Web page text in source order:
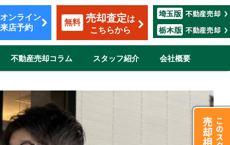
オンライン
来店予約
無料 売却査定は
こちらから
安心のサポート
割賦販売
イン
不動産売却コラム スタッフ紹介 会社概要